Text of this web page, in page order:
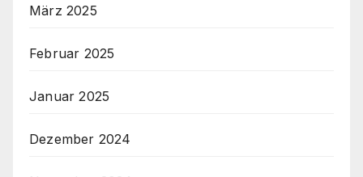
März 2025
Februar 2025
Januar 2025
Dezember 2024